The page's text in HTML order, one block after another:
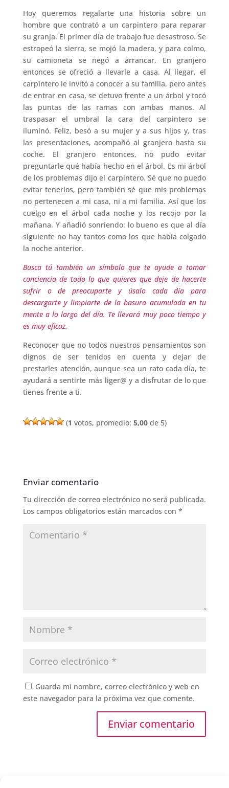
Hoy queremos regalarte una historia sobre un
hombre que contrató a un carpintero para reparar
su granja. El primer día de trabajo fue desastroso. Se
estropeó la sierra, se mojó la madera, y para colmo,
su camioneta se negó a arrancar. En granjero
entonces se ofreció a llevarle a casa. Al llegar, el
carpintero le invitó a conocer a su familia, pero antes
de entrar en casa, se detuvo frente a un árbol y tocó
las puntas de las ramas con ambas manos. Al
traspasar el umbral la cara del carpintero se
iluminó. Feliz, besó a su mujer y a sus hijos y, tras
las presentaciones, acompañó al granjero hasta su
coche. El granjero entonces, no pudo evitar
preguntarle qué había hecho en el árbol. Es mi árbol
de los problemas dijo el carpintero. Sé que no puedo
evitar tenerlos, pero también sé que mis problemas
no pertenecen a mi casa, ni a mi familia. Así que los
cuelgo en el árbol cada noche y los recojo por la
mañana. Y añadió sonriendo: lo bueno es que al día
siguiente no hay tantos como los que había colgado
la noche anterior.
Busca tú también un símbolo que te ayude a tomar
conciencia de todo lo que quieres que deje de hacerte
sufrir o de preocuparte y úsalo cada día para
descargarte y limpiarte de la basura acumulada en tu
mente a lo largo del día. Te llevará muy poco tiempo y
es muy eficaz.
Reconocer que no todos nuestros pensamientos son
dignos de ser tenidos en cuenta y dejar de
prestarles atención, aunque sea un rato cada día, te
ayudará a sentirte más liger@ y a disfrutar de lo que
tienes frente a ti.
(1 votos, promedio: 5,00de 5)
Enviar comentario
Tu dirección de correo electrónico no será publicada.
Los campos obligatorios están marcados con *
Guarda mi nombre, correo electrónico y web en
este navegador para la próxima vez que comente.